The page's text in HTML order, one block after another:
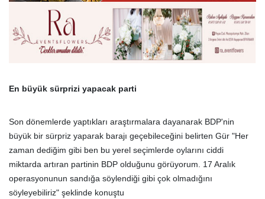
En büyük sürprizi yapacak parti
Son dönemlerde yaptıkları araştırmalara dayanarak BDP'nin
büyük bir sürpriz yaparak barajı geçebileceğini belirten Gür "Her
zaman dediğim gibi ben bu yerel seçimlerde oylarını ciddi
miktarda artıran partinin BDP olduğunu görüyorum. 17 Aralık
operasyonunun sandığa söylendiği gibi çok olmadığını
söyleyebiliriz" şeklinde konuştu